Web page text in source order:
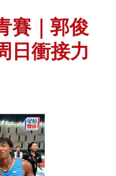
賽｜郭俊
日衝接力